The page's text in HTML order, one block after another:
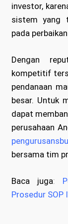
investor,
sistem yang
pada
Dengan
kompetitif
pendanaan
besar. Untuk
dapat
perusahaan
bersama tim
Baca juga:
Prosedur SOP